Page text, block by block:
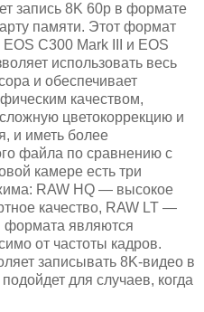
запись 8K 60p в формате
памяти. Этот формат
EOS C300 Mark III и EOS
использовать весь
и обеспечивает
качеством,
цветокоррекцию и
и иметь более
файла по сравнению с
камере есть три
RAW HQ — высокое
качество, RAW LT —
формата являются
от частоты кадров.
записывать 8K-видео в
для случаев, когда